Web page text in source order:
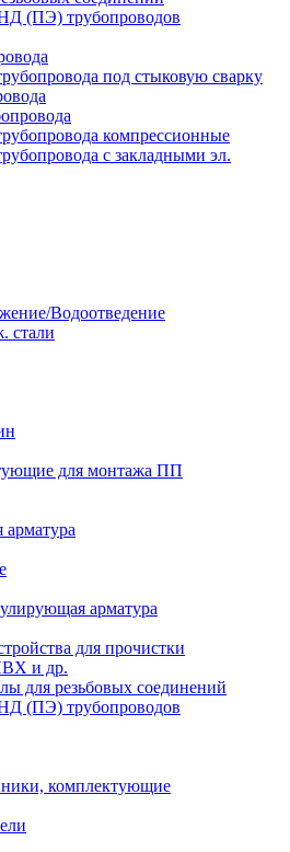
(ПЭ) трубопроводов
под стыковую сварку
компрессионные
с закладными эл.
Водоотведение
стали
для монтажа ПП
арматура
арматура
для прочистки
и др.
для резьбовых соединений
(ПЭ) трубопроводов
комплектующие